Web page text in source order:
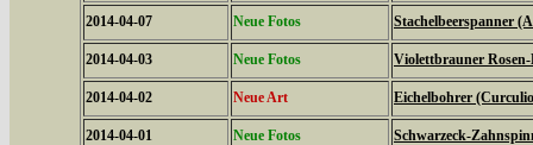
2014-04-07 Neue Fotos Stachelbeerspanner
2014-04-03 Neue Fotos Violettbrauner
2014-04-02 Neue Art Eichelbohrer
2014-04-01 Neue Fotos Schwarzeck-